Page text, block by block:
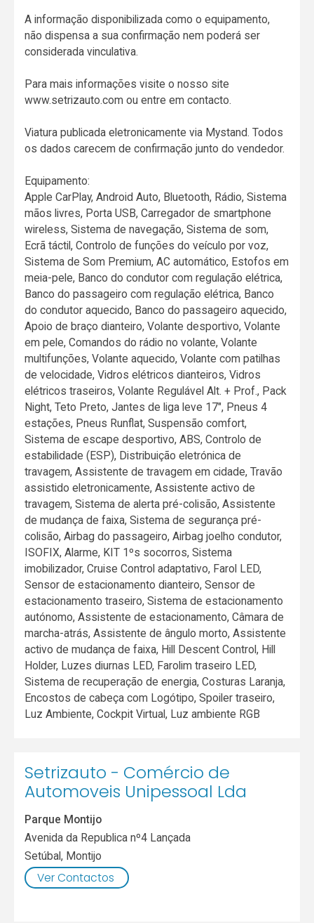
A informação disponibilizada como o equipamento,
não dispensa a sua confirmação nem poderá ser
considerada vinculativa.
Para mais informações visite o nosso site
www.setrizauto.com ou entre em contacto.
Viatura publicada eletronicamente via Mystand. Todos
os dados carecem de confirmação junto do vendedor.
Equipamento:
Apple CarPlay, Android Auto, Bluetooth, Rádio, Sistema
mãos livres, Porta USB, Carregador de smartphone
wireless, Sistema de navegação, Sistema de som,
Ecrã táctil, Controlo de funções do veículo por voz,
Sistema de Som Premium, AC automático, Estofos em
meia-pele, Banco do condutor com regulação elétrica,
Banco do passageiro com regulação elétrica, Banco
do condutor aquecido, Banco do passageiro aquecido,
Apoio de braço dianteiro, Volante desportivo, Volante
em pele, Comandos do rádio no volante, Volante
multifunções, Volante aquecido, Volante com patilhas
de velocidade, Vidros elétricos dianteiros, Vidros
elétricos traseiros, Volante Regulável Alt. + Prof., Pack
Night, Teto Preto, Jantes de liga leve 17", Pneus 4
estações, Pneus Runflat, Suspensão comfort,
Sistema de escape desportivo, ABS, Controlo de
estabilidade (ESP), Distribuição eletrónica de
travagem, Assistente de travagem em cidade, Travão
assistido eletronicamente, Assistente activo de
travagem, Sistema de alerta pré-colisão, Assistente
de mudança de faixa, Sistema de segurança pré-
colisão, Airbag do passageiro, Airbag joelho condutor,
ISOFIX, Alarme, KIT 1ºs socorros, Sistema
imobilizador, Cruise Control adaptativo, Farol LED,
Sensor de estacionamento dianteiro, Sensor de
estacionamento traseiro, Sistema de estacionamento
autónomo, Assistente de estacionamento, Câmara de
marcha-atrás, Assistente de ângulo morto, Assistente
activo de mudança de faixa, Hill Descent Control, Hill
Holder, Luzes diurnas LED, Farolim traseiro LED,
Sistema de recuperação de energia, Costuras Laranja,
Encostos de cabeça com Logótipo, Spoiler traseiro,
Luz Ambiente, Cockpit Virtual, Luz ambiente RGB
Setrizauto - Comércio de
Automoveis Unipessoal Lda
Parque Montijo
Avenida da Republica nº4 Lançada
Setúbal, Montijo
Ver Contactos